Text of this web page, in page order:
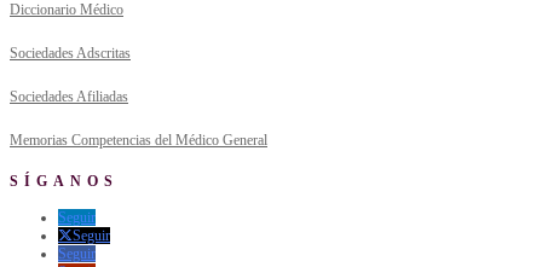
Diccionario Médico
Sociedades Adscritas
Sociedades Afiliadas
Memorias Competencias del Médico General
SÍGANOS
Seguir
Seguir
Seguir